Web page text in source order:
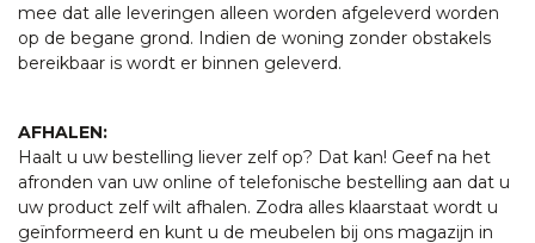
mee dat alle leveringen alleen worden afgeleverd worden
op de begane grond. Indien de woning zonder obstakels
bereikbaar is wordt er binnen geleverd.
AFHALEN:
Haalt u uw bestelling liever zelf op? Dat kan! Geef na het
afronden van uw online of telefonische bestelling aan dat u
uw product zelf wilt afhalen. Zodra alles klaarstaat wordt u
geïnformeerd en kunt u de meubelen bij ons magazijn in